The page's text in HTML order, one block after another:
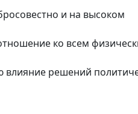
и на высоком
ко всем
решений